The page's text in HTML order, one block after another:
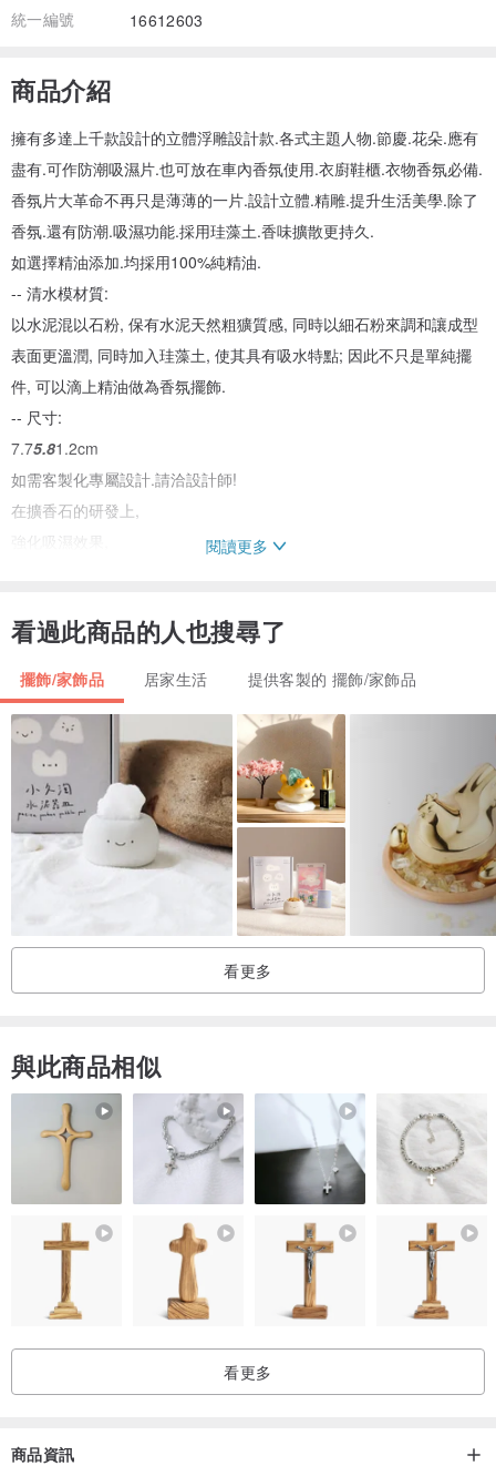
統一編號
16612603
商品介紹
擁有多達上千款設計的立體浮雕設計款.各式主題人物.節慶.花朵.應有
盡有.可作防潮吸濕片.也可放在車內香氛使用.衣廚鞋櫃.衣物香氛必備.
香氛片大革命不再只是薄薄的一片.設計立體.精雕.提升生活美學.除了
香氛.還有防潮.吸濕功能.採用珪藻土.香味擴散更持久.
如選擇精油添加.均採用100%純精油.
-- 清水模材質:
以水泥混以石粉, 保有水泥天然粗獷質感, 同時以細石粉來調和讓成型
表面更溫潤, 同時加入珪藻土, 使其具有吸水特點; 因此不只是單純擺
件, 可以滴上精油做為香氛擺飾.
-- 尺寸:
7.75.81.2cm
如需客製化專屬設計.請洽設計師!
在擴香石的研發上,
強化吸濕效果,
還望體諒, 謝謝 !
P.S. 任何來自外國的訂單, 請留意, 需要自行留意進口關稅; 本銷售金
額不含國外稅金.
Any order from overseas, please be aware of your import tax. This
price is F.O.B. Taiwan. And, tax outside Taiwan shouldn't be
counted.
產地/製造方式
台灣
產地/製造方式
閱讀更多
看過此商品的人也搜尋了
擺飾/家飾品 居家生活 提供客製的 擺飾/家飾品
看更多
與此商品相似
看更多
商品資訊